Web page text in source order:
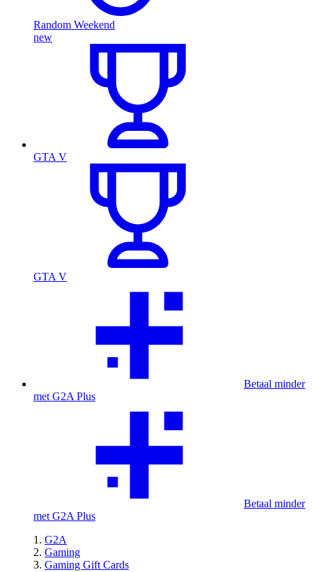
Random Weekend
new
GTA V
GTA V
Betaal minder
met G2A Plus
Betaal minder
met G2A Plus
G2A
Gaming
Gaming Gift Cards